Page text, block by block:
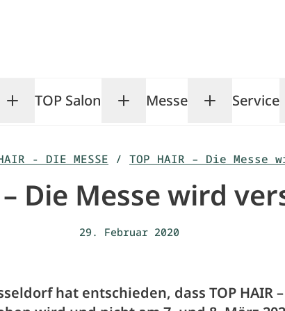
Toggle Magazin submenu
TOP Salon Toggle TOP Salon
Messe ToggleService
- DIE MESSE / TOP HAIR – Die Messe
– Die Messe wird
29. Februar 2020
hat entschieden, dass TOP HAIR –